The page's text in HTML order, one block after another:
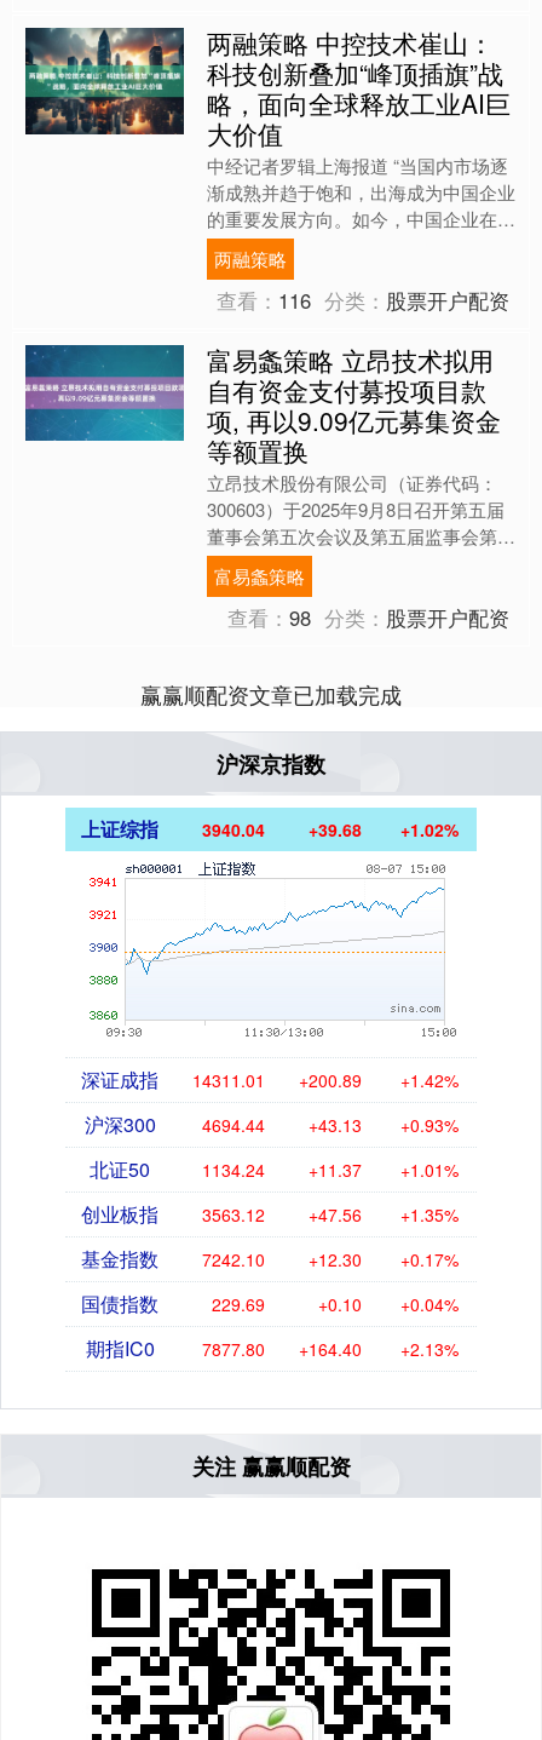
两融策略 中控技术崔山：
科技创新叠加“峰顶插旗”战
略，面向全球释放工业AI巨
大价值
中经记者罗辑上海报道 “当国内市场逐
渐成熟并趋于饱和，出海成为中国企业
的重要发展方向。如今，中国企业在诸
多领域的技术已实现从模仿到自主创新
乃至颠覆性创新的跨越。....
两融策略
查看： 116 分类： 股票开户配资
富易螽策略 立昂技术拟用
自有资金支付募投项目款
项, 再以9.09亿元募集资金
等额置换
立昂技术股份有限公司（证券代码：
300603）于2025年9月8日召开第五届
董事会第五次会议及第五届监事会第五
次会议，审议通过了《关于使用自有资
金支付募投项目部....
富易螽策略
查看：98 分类： 股票开户配资
赢赢顺配资文章已加载完成
沪深京指数
上证综指 3940.04 +39.68 +1.02%
深证成指 14311.01 +200.89 +1.42%
沪深300 4694.44 +43.13 +0.93%
北证50 1134.24 +11.37 +1.01%
创业板指 3563.12 +47.56 +1.35%
基金指数 7242.10 +12.30 +0.17%
国债指数 229.69 +0.10 +0.04%
期指IC0 7877.80 +164.40 +2.13%
关注 赢赢顺配资